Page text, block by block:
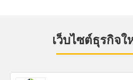
เว็บไซต์ธุรกิจ